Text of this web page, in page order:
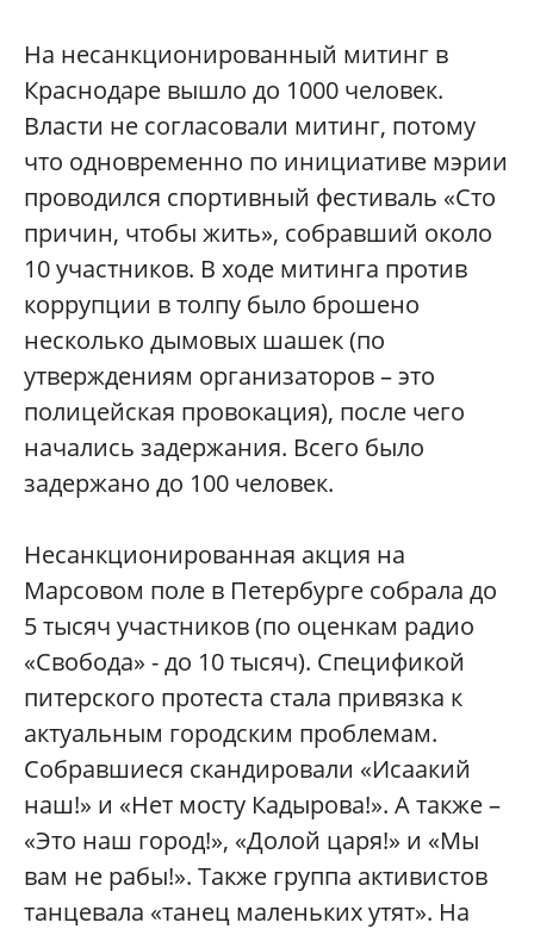
На несанкционированный митинг в
Краснодаре вышло до 1000 человек.
Власти не согласовали митинг, потому
что одновременно по инициативе мэрии
проводился спортивный фестиваль «Сто
причин, чтобы жить», собравший около
10 участников. В ходе митинга против
коррупции в толпу было брошено
несколько дымовых шашек (по
утверждениям организаторов – это
полицейская провокация), после чего
начались задержания. Всего было
задержано до 100 человек.
Несанкционированная акция на
Марсовом поле в Петербурге собрала до
5 тысяч участников (по оценкам радио
«Свобода» - до 10 тысяч). Спецификой
питерского протеста стала привязка к
актуальным городским проблемам.
Собравшиеся скандировали «Исаакий
наш!» и «Нет мосту Кадырова!». А также –
«Это наш город!», «Долой царя!» и «Мы
вам не рабы!». Также группа активистов
танцевала «танец маленьких утят». На